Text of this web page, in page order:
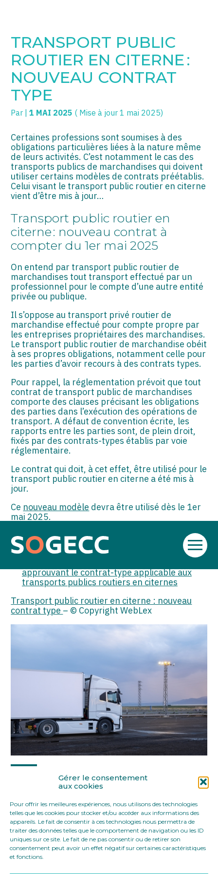
Gérer le consentement
aux cookies
Pour offrir les meilleures expériences, nous utilisons des technologies
telles que les cookies pour stocker et/ou accéder aux informations des
appareils. Le fait de consentir à ces technologies nous permettra de
traiter des données telles que le comportement de navigation ou les ID
uniques sur ce site. Le fait de ne pas consentir ou de retirer son
consentement peut avoir un effet négatif sur certaines caractéristiques
et fonctions.
Aller
SOGECC – Noisy
SOGECC – République
SOGECC – Turbigo
COMMERÇANTS
GROUPE
SCI / LMNP
PROFESSIONS LIBÉRALES
HOLDING
PARTICULIERS
EXPATRIÉ NON RÉSIDANT
IMPATRIÉ / EXPATRIÉ
ASSOCIATIONS
START-UP
SECTEUR AUDIOVISUEL
Gérer votre quotidien
Piloter votre entreprise
Développer votre entreprise
Construire votre patrimoine
Être prêt pour la facturation
électronique
TRANSPORT PUBLIC
ROUTIER EN CITERNE :
NOUVEAU CONTRAT
TYPE
Par |1 MAI 2025 ( Mise à jour 1 mai 2025)
Certaines professions sont soumises à des
obligations particulières liées à la nature même
de leurs activités. C’est notamment le cas des
transports publics de marchandises qui doivent
utiliser certains modèles de contrats préétablis.
Celui visant le transport public routier en citerne
vient d’être mis à jour…
Transport public routier en
citerne : nouveau contrat à
compter du 1er mai 2025
On entend par transport public routier de
marchandises tout transport effectué par un
professionnel pour le compte d’une autre entité
privée ou publique.
Il s’oppose au transport privé routier de
marchandise effectué pour compte propre par
les entreprises propriétaires des marchandises.
Le transport public routier de marchandise obéit
à ses propres obligations, notamment celle pour
les parties d’avoir recours à des contrats types.
Pour rappel, la réglementation prévoit que tout
contrat de transport public de marchandises
comporte des clauses précisant les obligations
des parties dans l’exécution des opérations de
transport. A défaut de convention écrite, les
rapports entre les parties sont, de plein droit,
fixés par des contrats-types établis par voie
réglementaire.
Le contrat qui doit, à cet effet, être utilisé pour le
transport public routier en citerne a été mis à
jour.
Ce nouveau modèle devra être utilisé dès le 1er
mai 2025.
Sources :
Décret no 2025-376 du 24 avril 2025
approuvant le contrat-type applicable aux
transports publics routiers en citernes
Transport public routier en citerne : nouveau
contrat type – © Copyright WebLex
FaceBook
TwitterLinkedIn